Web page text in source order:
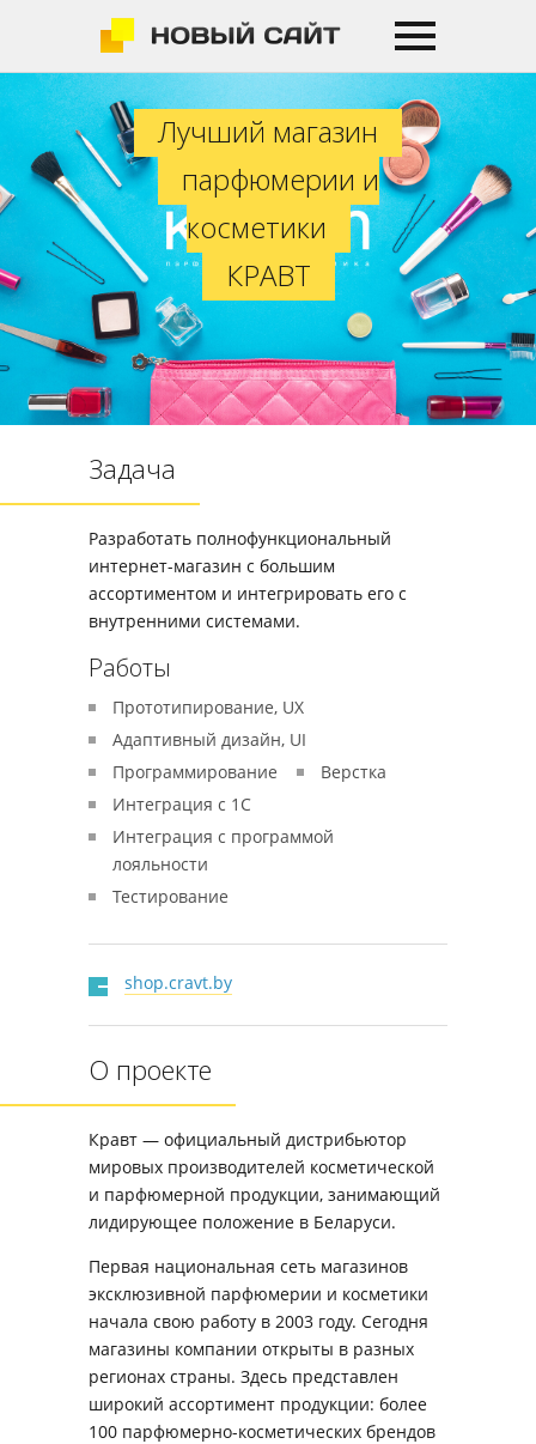
Лучший магазин парфюмерии и
Лучший магазин
парфюмерии и
косметики
КРАВТ
Задача
Разработать полнофункциональный
интернет-магазин с большим
ассортиментом и интегрировать его с
внутренними системами.
Работы
Прототипирование, UX
Адаптивный дизайн, UI
Программирование
Верстка
Интеграция c 1C
Интеграция с программой
лояльности
Тестирование
shop.cravt.by
О проекте
Кравт — официальный дистрибьютор
мировых производителей косметической
и парфюмерной продукции, занимающий
лидирующее положение в Беларуси.
Первая национальная сеть магазинов
эксклюзивной парфюмерии и косметики
начала свою работу в 2003 году. Сегодня
магазины компании открыты в разных
регионах страны. Здесь представлен
широкий ассортимент продукции: более
100 парфюмерно-косметических брендов